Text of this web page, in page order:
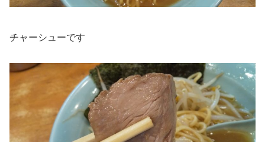
チャーシューです